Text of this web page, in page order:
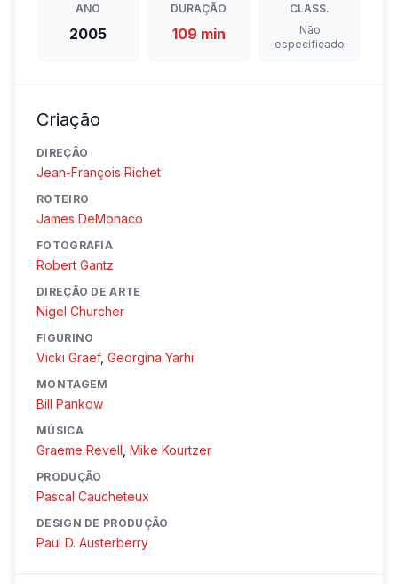
ANO
2005
DURAÇÃO
109 min
CLASS.
Não
especificado
Criação
DIREÇÃO
Jean-François Richet
ROTEIRO
James DeMonaco
FOTOGRAFIA
Robert Gantz
DIREÇÃO DE ARTE
Nigel Churcher
FIGURINO
Vicki Graef, Georgina Yarhi
MONTAGEM
Bill Pankow
MÚSICA
Graeme Revell Mike Kourtzer
PRODUÇÃO
Pascal Caucheteux
DESIGN DE PRODUÇÃO
Paul D. Austerberry